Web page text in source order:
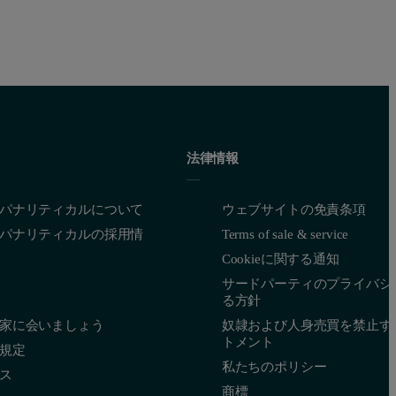
ナリティカルについて
ナリティカルの採用情
に会いましょう
定
法律情報
ウェブサイトの免責条項
Terms of sale & service
Cookieに関する通知
サードパーティのプライバシ
る方針
奴隷および人身売買を禁止す
トメント
私たちのポリシー
商標